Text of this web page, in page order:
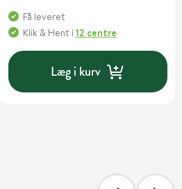
Få leveret
Klik & Hent i 12 centre
Læg i kurv